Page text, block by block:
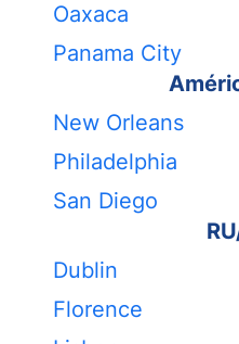
Oaxaca
Panama City
New Orleans
Philadelphia
San Diego
Dublin
Florence